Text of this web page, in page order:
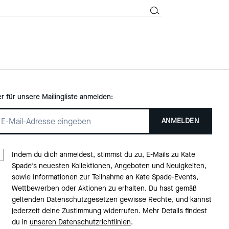
für unsere Mailingliste anmelden:
ANMELDEN
Indem du dich anmeldest, stimmst du zu, E-Mails zu Kate
Spade‘s neuesten Kollektionen, Angeboten und Neuigkeiten,
sowie Informationen zur Teilnahme an Kate Spade-Events,
Wettbewerben oder Aktionen zu erhalten. Du hast gemäß
geltenden Datenschutzgesetzen gewisse Rechte, und kannst
jederzeit deine Zustimmung widerrufen. Mehr Details findest
du in unseren Datenschutzrichtlinien.